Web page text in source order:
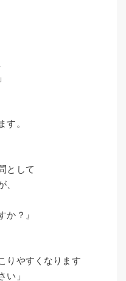
す。
として
、
か？』
りやすくなります
い」